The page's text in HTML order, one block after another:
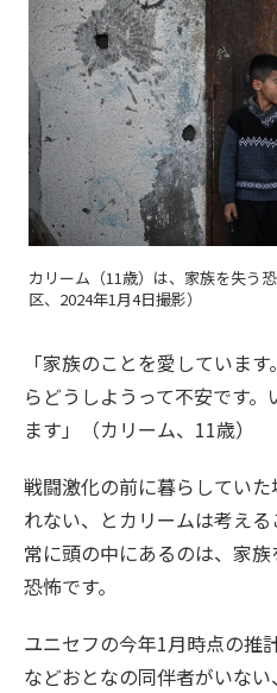
カリーム（11歳）は、家族を失う
区、2024年1月4日撮影）
「家族のことを愛していま
らどうしようって不安です
ます」（カリーム、11歳）
戦闘激化の前に暮らしてい
れない、とカリームは考える
常に頭の中にあるのは、家
恐怖です。
ユニセフの今年1月時点の推
などおとなの同伴者がいな